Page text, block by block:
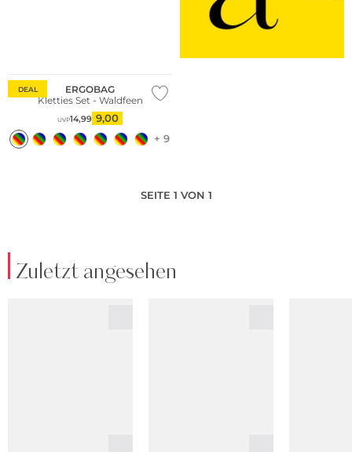
DEAL
ERGOBAG
Kletties Set - Waldfeen
UVP14,99 9,00
+ 9
SEITE 1 VON 1
Zuletzt angesehen